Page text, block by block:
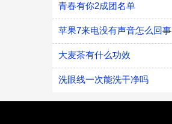
青春有你2成团名单
苹果7来电没有声音怎么回事
大麦茶有什么功效
洗眼线一次能洗干净吗